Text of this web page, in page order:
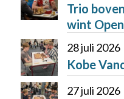
Trio
wint
28 juli 2026
Kobe
27 juli 2026